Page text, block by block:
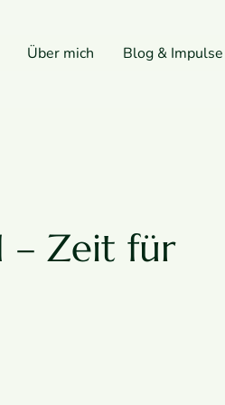
Über mich Blog & Impulse
– Zeit für